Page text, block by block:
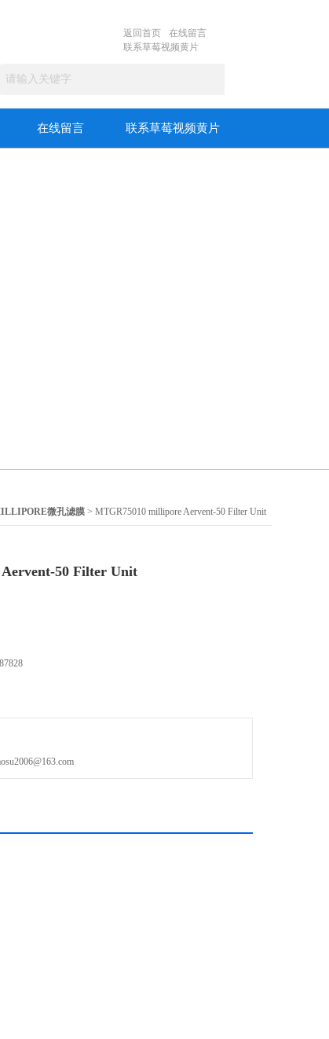
返回首页
在线留言
联系草莓视频黄片
在线留言 联系草莓视频黄片
微孔滤膜 > MTGR75010 millipore Aervent-50 Filter Unit
50 Filter Unit